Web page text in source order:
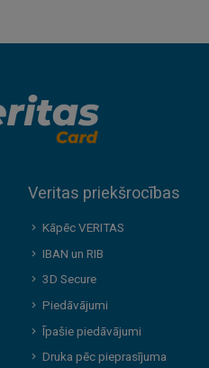
Veritas priekšrocības
Kāpēc VERITAS
IBAN un RIB
3D Secure
Piedāvājumi
Īpašie piedāvājumi
Druka pēc pieprasījuma